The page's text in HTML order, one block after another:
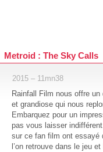
Metroid : The Sky Calls
2015 – 11mn38
Rainfall Film nous offre
et grandiose qui nous
Embarquez pour un
pas vous laisser
sur ce fan film ont essayé
l’on retrouve dans le jeu